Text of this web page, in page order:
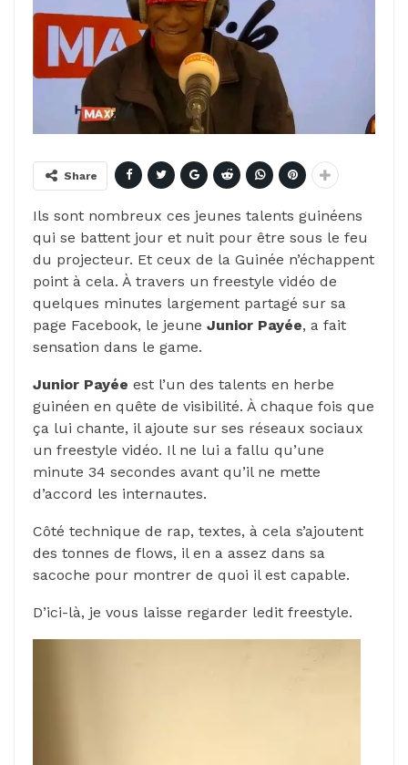
Share
Ils sont nombreux ces jeunes talents guinéens
qui se battent jour et nuit pour être sous le feu
du projecteur. Et ceux de la Guinée n’échappent
point à cela. À travers un freestyle vidéo de
quelques minutes largement partagé sur sa
page Facebook, le jeune Junior Payée, a fait
sensation dans le game.
Junior Payée est l’un des talents en herbe
guinéen en quête de visibilité. À chaque fois que
ça lui chante, il ajoute sur ses réseaux sociaux
un freestyle vidéo. Il ne lui a fallu qu’une
minute 34 secondes avant qu’il ne mette
d’accord les internautes.
Côté technique de rap, textes, à cela s’ajoutent
des tonnes de flows, il en a assez dans sa
sacoche pour montrer de quoi il est capable.
D’ici-là, je vous laisse regarder ledit freestyle.